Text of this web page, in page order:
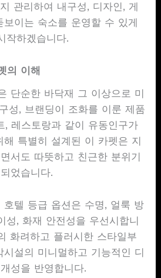
관리하여 내구성, 디자인, 게
이는 숙소를 운영할 수 있게
작하겠습니다.
의 이해
단순한 바닥재 그 이상으로 미
성, 브랜딩이 조화를 이룬 제품
, 레스토랑과 같이 유동인구가
해 특별히 설계된 이 카펫은 지
서도 따뜻하고 친근한 분위기
었습니다.
호텔 등급 옵션은 수명, 얼룩 방
성, 화재 안전성을 우선시합니
화려하고 플러시한 스타일부
설의 미니멀하고 기능적인 디
성을 반영합니다.